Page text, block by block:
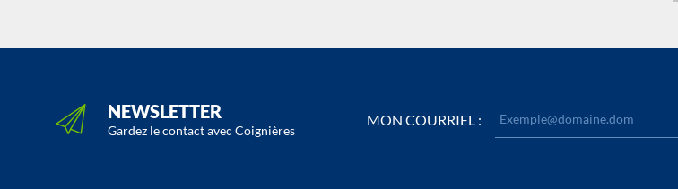
NEWSLETTER
Gardez le contact avec Coignières
MON COURRIEL :